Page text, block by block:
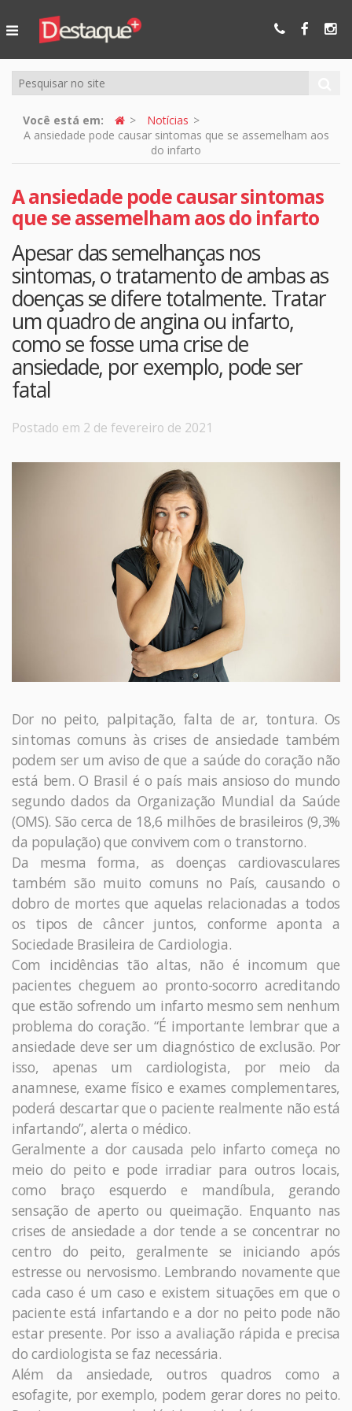
Online
Você está em:
Notícias
A ansiedade pode causar sintomas que se assemelham aos
do infarto
A ansiedade pode causar sintomas
que se assemelham aos do infarto
Apesar das semelhanças nos
sintomas, o tratamento de ambas as
doenças se difere totalmente. Tratar
um quadro de angina ou infarto,
como se fosse uma crise de
ansiedade, por exemplo, pode ser
fatal
Postado em 2 de fevereiro de 2021
Dor no peito, palpitação, falta de ar, tontura. Os
sintomas comuns às crises de ansiedade também
podem ser um aviso de que a saúde do coração não
está bem. O Brasil é o país mais ansioso do mundo
segundo dados da Organização Mundial da Saúde
(OMS). São cerca de 18,6 milhões de brasileiros (9,3%
da população) que convivem com o transtorno.
Da mesma forma, as doenças cardiovasculares
também são muito comuns no País, causando o
dobro de mortes que aquelas relacionadas a todos
os tipos de câncer juntos, conforme aponta a
Sociedade Brasileira de Cardiologia.
Com incidências tão altas, não é incomum que
pacientes cheguem ao pronto-socorro acreditando
que estão sofrendo um infarto mesmo sem nenhum
problema do coração. “É importante lembrar que a
ansiedade deve ser um diagnóstico de exclusão. Por
isso, apenas um cardiologista, por meio da
anamnese, exame físico e exames complementares,
poderá descartar que o paciente realmente não está
infartando”, alerta o médico.
Geralmente a dor causada pelo infarto começa no
meio do peito e pode irradiar para outros locais,
como braço esquerdo e mandíbula, gerando
sensação de aperto ou queimação. Enquanto nas
crises de ansiedade a dor tende a se concentrar no
centro do peito, geralmente se iniciando após
estresse ou nervosismo. Lembrando novamente que
cada caso é um caso e existem situações em que o
paciente está infartando e a dor no peito pode não
estar presente. Por isso a avaliação rápida e precisa
do cardiologista se faz necessária.
Além da ansiedade, outros quadros como a
esofagite, por exemplo, podem gerar dores no peito.